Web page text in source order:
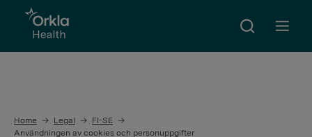
Go to frontpage
Search
Home Legal
FI-SE
Användningen av cookies och personuppgifter